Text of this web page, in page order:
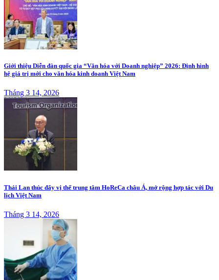
Giới thiệu Diễn đàn quốc gia “Văn hóa với Doanh nghiệp” 2026: Định hình
hệ giá trị mới cho văn hóa kinh doanh Việt Nam
Tháng 3 14, 2026
Thái Lan thúc đẩy vị thế trung tâm HoReCa châu Á, mở rộng hợp tác với Du
lịch Việt Nam
Tháng 3 14, 2026